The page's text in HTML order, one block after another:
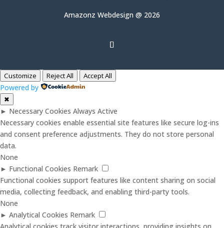
Amazonz Webdesign @ 2026
Customize Reject All Accept All
Powered by
✖
► Necessary Cookies Always Active
Necessary cookies enable essential site features like secure log-ins
and consent preference adjustments. They do not store personal
data.
None
► Functional Cookies Remark
Functional cookies support features like content sharing on social
media, collecting feedback, and enabling third-party tools.
None
► Analytical Cookies Remark